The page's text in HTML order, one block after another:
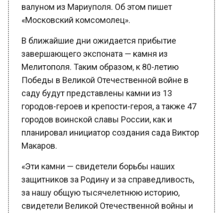
«Московский комсомолец».
завершающего экспоната — камня из
Мелитополя. Таким образом, к 80-летию
Победы в Великой Отечественной войне в
саду будут представлены камни из 13
городов-героев и крепости-героя, а также 47
городов воинской славы России, как и
планировал инициатор создания сада Виктор
Макаров.
«Эти камни — свидетели борьбы наших
защитников за Родину и за справедливость,
за нашу общую тысячелетнюю историю,
свидетели Великой Отечественной войны и